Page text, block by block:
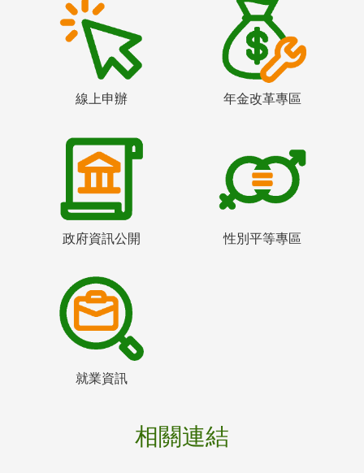
線上申辦 年金改革專區
政府資訊公開 性別平等專區
就業資訊
相關連結